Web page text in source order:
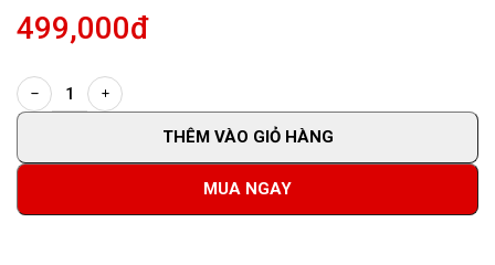
499,000đ
THÊM VÀO GIỎ HÀNG
MUA NGAY